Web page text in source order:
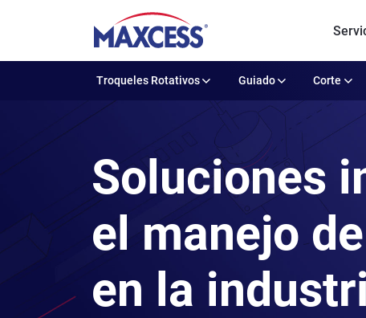
Troqueles Rotativos Guiado Corte
Soluciones
el manejo
en la